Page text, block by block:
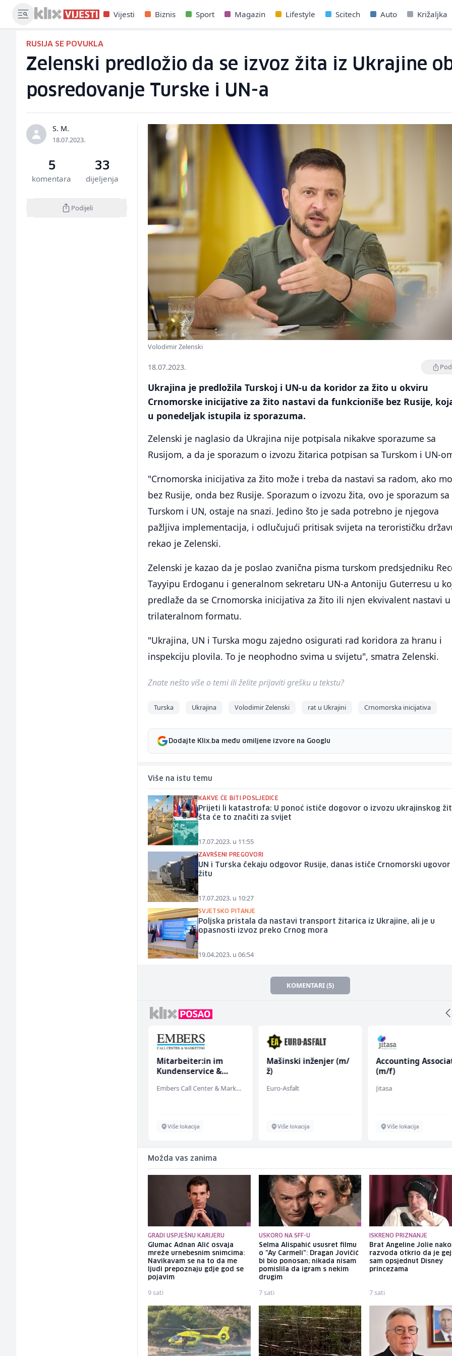
Vijesti Biznis Sport Magazin Lifestyle Scitech Auto Križaljka
RUSIJA SE POVUKLA
Zelenski predložio da se izvoz žita iz Ukrajine
posredovanje Turske i UN-a
S. M.
18.07.2023.
5
komentara
33
dijeljenja
Podijeli
Volodimir Zelenski
18.07.2023.
Ukrajina je predložila Turskoj i UN-u da koridor za žito u okviru
Crnomorske inicijative za žito nastavi da funkcioniše bez Rusije,
u ponedeljak istupila iz sporazuma.
Zelenski je naglasio da Ukrajina nije potpisala nikakve sporazume sa
Rusijom, a da je sporazum o izvozu žitarica potpisan sa Turskom i UN-
"Crnomorska inicijativa za žito može i treba da nastavi sa radom, ako
bez Rusije, onda bez Rusije. Sporazum o izvozu žita, ovo je sporazum sa
Turskom i UN, ostaje na snazi. Jedino što je sada potrebno je njegova
pažljiva implementacija, i odlučujući pritisak svijeta na terorističku
rekao je Zelenski.
Zelenski je kazao da je poslao zvanična pisma turskom predsjedniku
Tayyipu Erdoganu i generalnom sekretaru UN-a Antoniju Guterresu u
predlaže da se Crnomorska inicijativa za žito ili njen ekvivalent nastavi u
trilateralnom formatu.
"Ukrajina, UN i Turska mogu zajedno osigurati rad koridora za hranu i
inspekciju plovila. To je neophodno svima u svijetu", smatra Zelenski.
Znate nešto više o temi ili želite prijaviti grešku u tekstu?
Turska Ukrajina Volodimir Zelenski rat u Ukrajini Crnomorska inicijativa
Dodajte Klix.ba među omiljene izvore na Googlu
Više na istu temu
KAKVE ĆE BITI POSLJEDICE
Prijeti li katastrofa: U ponoć ističe dogovor o izvozu ukrajinskog
šta će to značiti za svijet
17.07.2023. u 11:55
ZAVRŠENI PREGOVORI
UN i Turska čekaju odgovor Rusije, danas ističe Crnomorski ugovor
žitu
17.07.2023. u 10:27
SVJETSKO PITANJE
Poljska pristala da nastavi transport žitarica iz Ukrajine, ali je u
opasnosti izvoz preko Crnog mora
19.04.2023. u 06:54
KOMENTARI (5)
Mitarbeiter:in im
Kundenservice &
Embers Call Center & Marketing
Više lokacija
Mašinski inženjer (m/
ž)
Euro-Asfalt
Više lokacija
Accounting
(m/f)
Jitasa
Više lokacija
Možda vas zanima
GRADI USPJEŠNU KARIJERU
Glumac Adnan Alić osvaja
mreže urnebesnim snimcima:
Navikavam se na to da me
ljudi prepoznaju gdje god se
pojavim
9 sati
USKORO NA SFF-U
Selma Alispahić ususret filmu
o "Ay Carmeli": Dragan Jovičić
bi bio ponosan; nikada nisam
pomislila da igram s nekim
drugim
7 sati
ISKRENO PRIZNANJE
Brat Angeline Jolie
razvoda otkrio da je
sam opsjednut Disney
princezama
7 sati